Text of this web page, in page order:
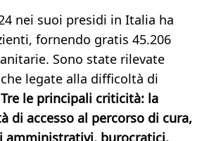
nei suoi presidi in Italia ha
fornendo gratis 45.206
Sono state rilevate
legate alla difficoltà di
Tre le principali criticità: la
di accesso al percorso di cura,
amministrativi, burocratici,